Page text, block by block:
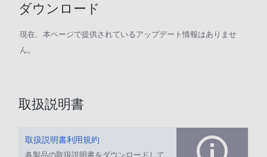
ダウンロード
現在、本ページで提供されているアップデート情報はありませ
ん。
取扱説明書
取扱説明書利用規約
各製品の取扱説明書をダウンロードして